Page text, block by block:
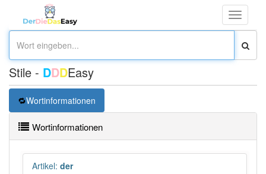
Toggle
Stile - DDDEasy
Wortinformationen
Wortinformationen
Artikel: der